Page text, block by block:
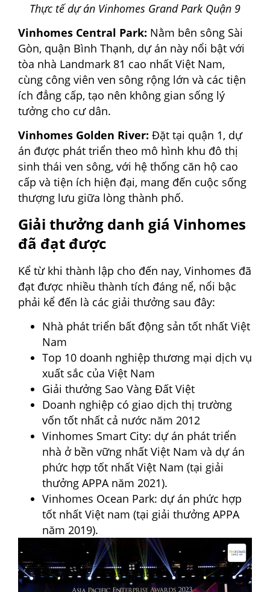
Thực tế dự án Vinhomes Grand Park Quận 9
Vinhomes Central Park: Nằm bên sông Sài
Gòn, quận Bình Thạnh, dự án này nổi bật với
tòa nhà Landmark 81 cao nhất Việt Nam,
cùng công viên ven sông rộng lớn và các tiện
ích đẳng cấp, tạo nên không gian sống lý
tưởng cho cư dân.
Vinhomes Golden River: Đặt tại quận 1, dự
án được phát triển theo mô hình khu đô thị
sinh thái ven sông, với hệ thống căn hộ cao
cấp và tiện ích hiện đại, mang đến cuộc sống
thượng lưu giữa lòng thành phố.
Giải thưởng danh giá Vinhomes
đã đạt được
Kể từ khi thành lập cho đến nay, Vinhomes đã
đạt được nhiều thành tích đáng nể, nổi bậc
phải kể đến là các giải thưởng sau đây:
Nhà phát triển bất động sản tốt nhất Việt
Nam
Top 10 doanh nghiệp thương mại dịch vụ
xuất sắc của Việt Nam
Giải thưởng Sao Vàng Đất Việt
Doanh nghiệp có giao dịch thị trường
vốn tốt nhất cả nước năm 2012
Vinhomes Smart City: dự án phát triển
nhà ở bền vững nhất Việt Nam và dự án
phức hợp tốt nhất Việt Nam (tại giải
thưởng APPA năm 2021).
Vinhomes Ocean Park: dự án phức hợp
tốt nhất Việt nam (tại giải thưởng APPA
năm 2019).